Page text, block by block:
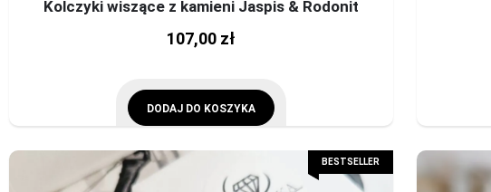
Kolczyki wiszące z kamieni Jaspis & Rodonit
107,00 zł
DODAJ DO KOSZYKA
BESTSELLER